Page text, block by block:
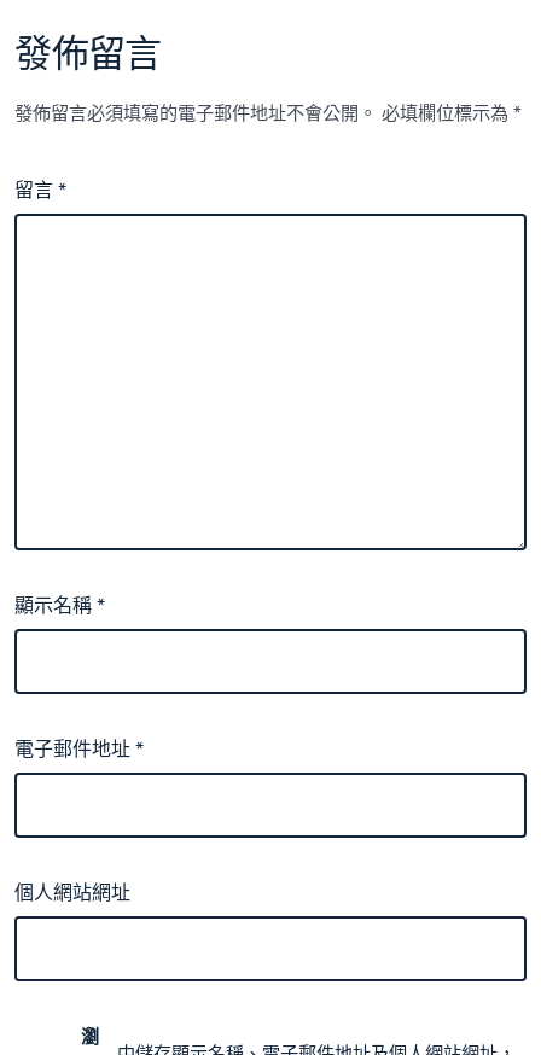
發佈留言
發佈留言必須填寫的電子郵件地址不會公開。 必填欄位標示為*
留言*
顯示名稱*
電子郵件地址*
個人網站網址
瀏